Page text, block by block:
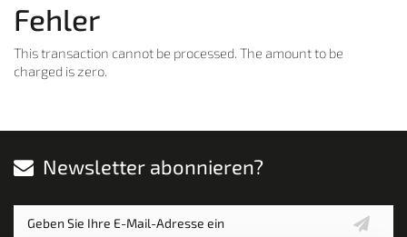
Fehler
This transaction cannot be processed. The amount to be
charged is zero.
Newsletter abonnieren?